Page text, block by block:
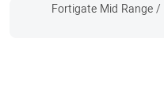
/
Fortigate Mid Range